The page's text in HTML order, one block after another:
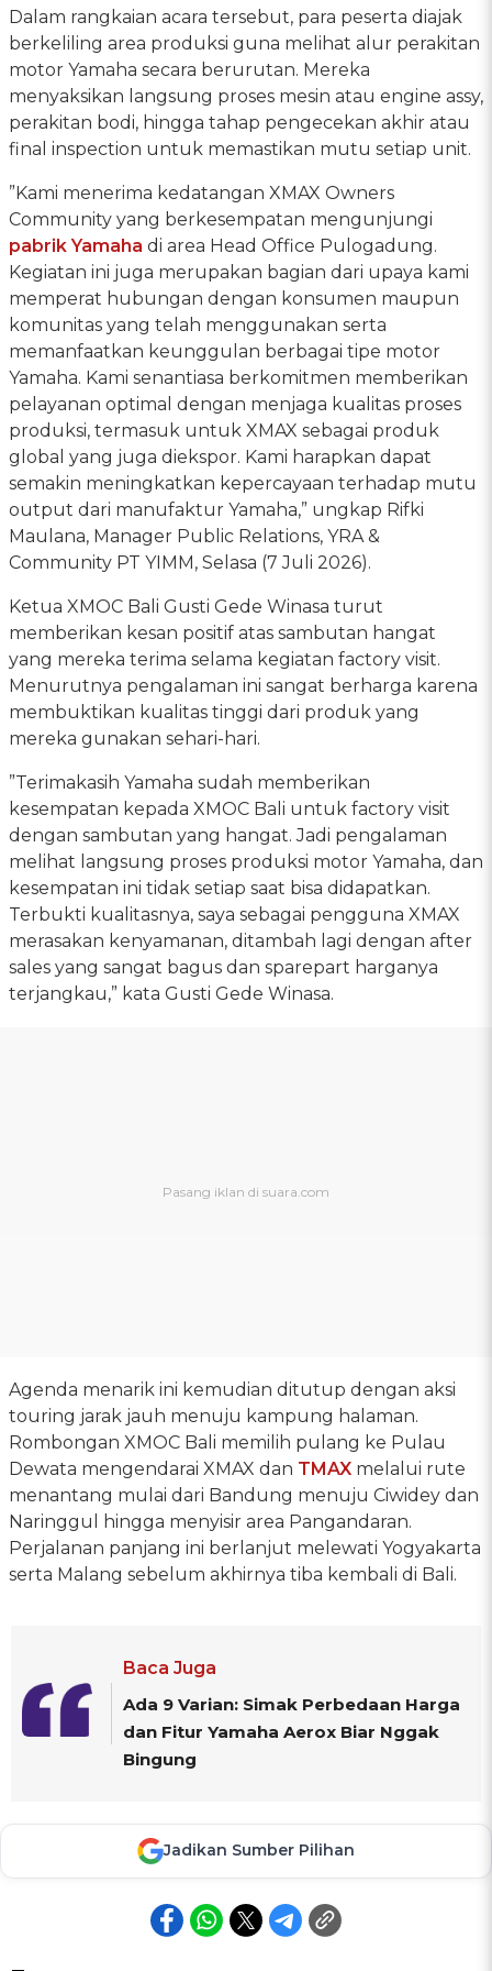
Dalam rangkaian acara tersebut, para peserta diajak
berkeliling area produksi guna melihat alur perakitan
motor Yamaha secara berurutan. Mereka
menyaksikan langsung proses mesin atau engine assy,
perakitan bodi, hingga tahap pengecekan akhir atau
final inspection untuk memastikan mutu setiap unit.
”Kami menerima kedatangan XMAX Owners
Community yang berkesempatan mengunjungi
pabrik Yamaha di area Head Office Pulogadung.
Kegiatan ini juga merupakan bagian dari upaya kami
memperat hubungan dengan konsumen maupun
komunitas yang telah menggunakan serta
memanfaatkan keunggulan berbagai tipe motor
Yamaha. Kami senantiasa berkomitmen memberikan
pelayanan optimal dengan menjaga kualitas proses
produksi, termasuk untuk XMAX sebagai produk
global yang juga diekspor. Kami harapkan dapat
semakin meningkatkan kepercayaan terhadap mutu
output dari manufaktur Yamaha,” ungkap Rifki
Maulana, Manager Public Relations, YRA &
Community PT YIMM, Selasa (7 Juli 2026).
Ketua XMOC Bali Gusti Gede Winasa turut
memberikan kesan positif atas sambutan hangat
yang mereka terima selama kegiatan factory visit.
Menurutnya pengalaman ini sangat berharga karena
membuktikan kualitas tinggi dari produk yang
mereka gunakan sehari-hari.
”Terimakasih Yamaha sudah memberikan
kesempatan kepada XMOC Bali untuk factory visit
dengan sambutan yang hangat. Jadi pengalaman
melihat langsung proses produksi motor Yamaha, dan
kesempatan ini tidak setiap saat bisa didapatkan.
Terbukti kualitasnya, saya sebagai pengguna XMAX
merasakan kenyamanan, ditambah lagi dengan after
sales yang sangat bagus dan sparepart harganya
terjangkau,” kata Gusti Gede Winasa.
Agenda menarik ini kemudian ditutup dengan aksi
touring jarak jauh menuju kampung halaman.
Rombongan XMOC Bali memilih pulang ke Pulau
Dewata mengendarai XMAX dan TMAX melalui rute
menantang mulai dari Bandung menuju Ciwidey dan
Naringgul hingga menyisir area Pangandaran.
Perjalanan panjang ini berlanjut melewati Yogyakarta
serta Malang sebelum akhirnya tiba kembali di Bali.
Baca Juga
Ada 9 Varian: Simak Perbedaan Harga
dan Fitur Yamaha Aerox Biar Nggak
Bingung
Jadikan Sumber Pilihan